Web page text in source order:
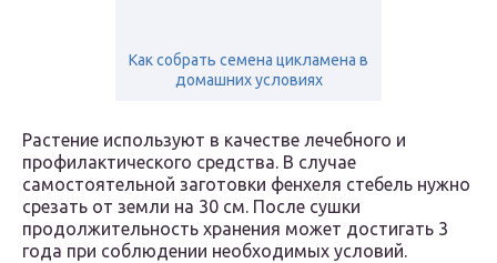
Как собрать семена цикламена в
домашних условиях
Растение используют в качестве лечебного и
профилактического средства. В случае
самостоятельной заготовки фенхеля стебель нужно
срезать от земли на 30 см. После сушки
продолжительность хранения может достигать 3
года при соблюдении необходимых условий.